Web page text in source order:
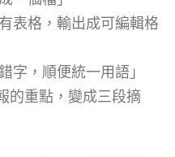
表格，輸出成可編輯格
字，順便統一用語」
的重點，變成三段摘